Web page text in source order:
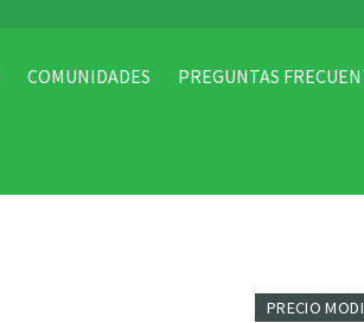
COMUNIDADES PREGUNTAS
PRECIO